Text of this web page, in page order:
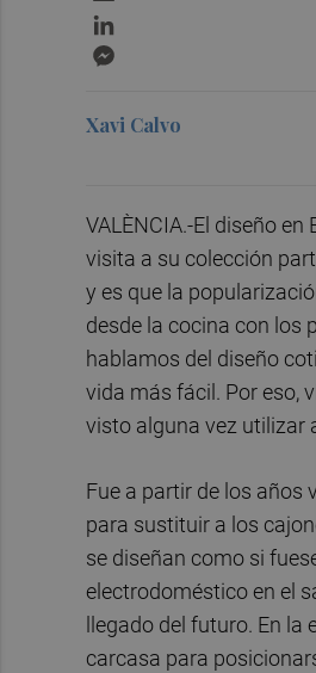
Xavi Calvo
VALÈNCIA.-El diseño
visita a su colección
y es que la
desde la cocina con los
hablamos del diseño
vida más fácil. Por eso,
visto alguna vez utilizar
Fue a partir de los años
para sustituir a los
se diseñan como si
electrodoméstico en el
llegado del futuro. En
carcasa para